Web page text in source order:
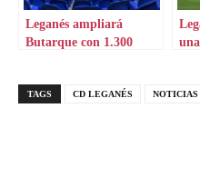
Leganés ampliará
Butarque con 1.300
TAGS CD LEGANÉS NOTICIAS